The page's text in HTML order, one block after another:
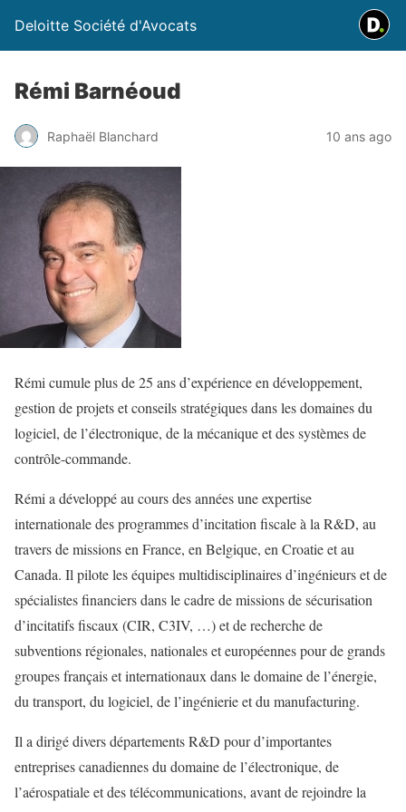
Deloitte Société d'Avocats
Rémi Barnéoud
Raphaël Blanchard 10 ans ago
Rémi cumule plus de 25 ans d’expérience en développement,
gestion de projets et conseils stratégiques dans les domaines du
logiciel, de l’électronique, de la mécanique et des systèmes de
contrôle-commande.
Rémi a développé au cours des années une expertise
internationale des programmes d’incitation fiscale à la R&D, au
travers de missions en France, en Belgique, en Croatie et au
Canada. Il pilote les équipes multidisciplinaires d’ingénieurs et de
spécialistes financiers dans le cadre de missions de sécurisation
d’incitatifs fiscaux (CIR, C3IV, …) et de recherche de
subventions régionales, nationales et européennes pour de grands
groupes français et internationaux dans le domaine de l’énergie,
du transport, du logiciel, de l’ingénierie et du manufacturing.
Il a dirigé divers départements R&D pour d’importantes
entreprises canadiennes du domaine de l’électronique, de
l’aérospatiale et des télécommunications, avant de rejoindre la